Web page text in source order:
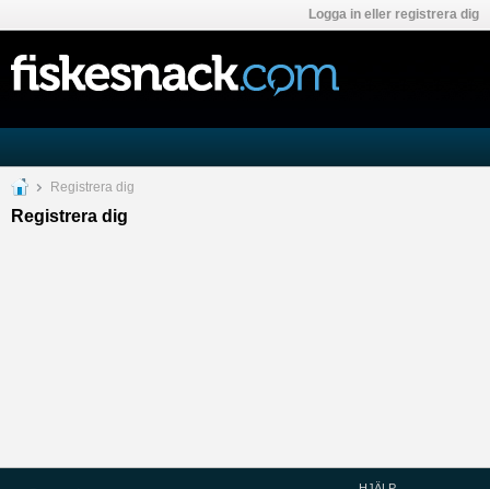
Logga in eller registrera dig
Registrera dig
Registrera dig